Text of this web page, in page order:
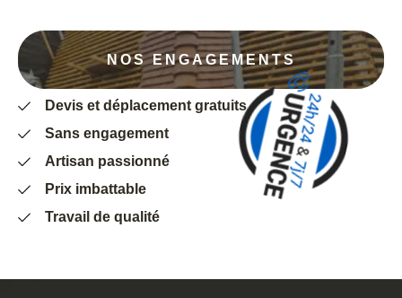
NOS ENGAGEMENTS
Devis et déplacement gratuits
Sans engagement
Artisan passionné
Prix imbattable
Travail de qualité